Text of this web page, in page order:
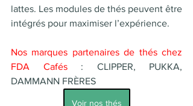
lattes. Les modules de thés peuvent être
intégrés pour maximiser l’expérience.
Nos marques partenaires de thés chez
FDA Cafés : CLIPPER, PUKKA,
DAMMANN FRÈRES
Voir nos thés